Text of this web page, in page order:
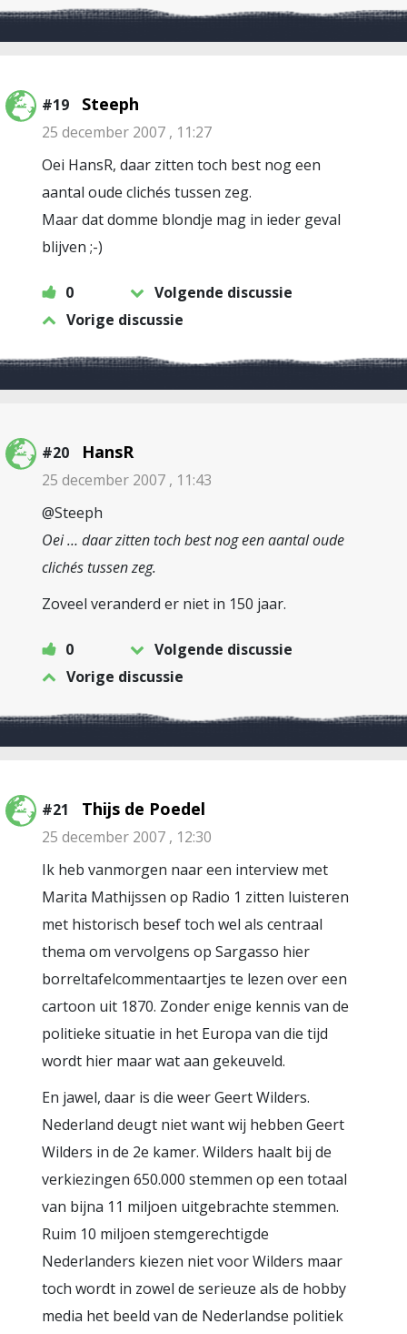
#19 Steeph
25 december 2007 , 11:27
Oei HansR, daar zitten toch best nog een
aantal oude clichés tussen zeg.
Maar dat domme blondje mag in ieder geval
blijven ;-)
0
Volgende discussie
Vorige discussie
#20 HansR
25 december 2007 , 11:43
@Steeph
Oei … daar zitten toch best nog een aantal oude
clichés tussen zeg.
Zoveel veranderd er niet in 150 jaar.
0
Volgende discussie
Vorige discussie
#21 Thijs de Poedel
25 december 2007 , 12:30
Ik heb vanmorgen naar een interview met
Marita Mathijssen op Radio 1 zitten luisteren
met historisch besef toch wel als centraal
thema om vervolgens op Sargasso hier
borreltafelcommentaartjes te lezen over een
cartoon uit 1870. Zonder enige kennis van de
politieke situatie in het Europa van die tijd
wordt hier maar wat aan gekeuveld.
En jawel, daar is die weer Geert Wilders.
Nederland deugt niet want wij hebben Geert
Wilders in de 2e kamer. Wilders haalt bij de
verkiezingen 650.000 stemmen op een totaal
van bijna 11 miljoen uitgebrachte stemmen.
Ruim 10 miljoen stemgerechtigde
Nederlanders kiezen niet voor Wilders maar
toch wordt in zowel de serieuze als de hobby
media het beeld van de Nederlandse politiek